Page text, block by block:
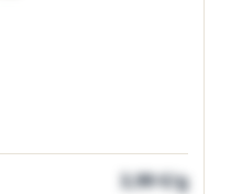
3,99 €/g